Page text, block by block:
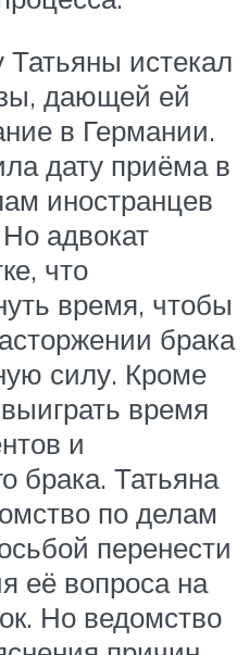
истекал
дающей ей
в Германии.
дату приёма в
иностранцев
адвокат
что
время, чтобы
брака
силу. Кроме
время
и
брака. Татьяна
по делам
перенести
её вопроса на
Но ведомство